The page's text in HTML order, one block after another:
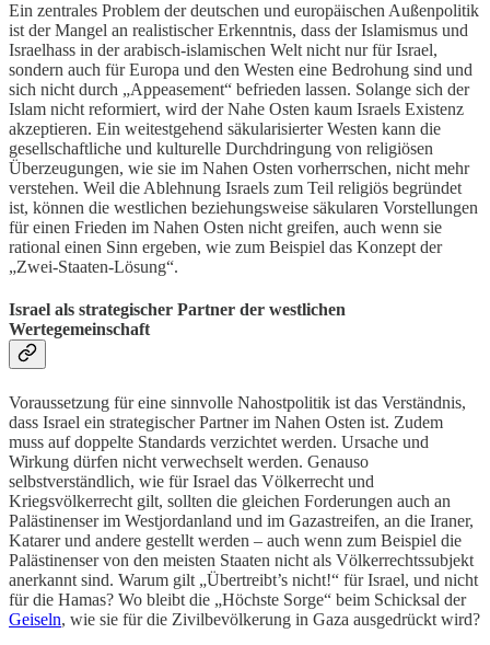
Ein zentrales Problem der deutschen und europäischen Außenpolitik
ist der Mangel an realistischer Erkenntnis, dass der Islamismus und
Israelhass in der arabisch-islamischen Welt nicht nur für Israel,
sondern auch für Europa und den Westen eine Bedrohung sind und
sich nicht durch „Appeasement“ befrieden lassen. Solange sich der
Islam nicht reformiert, wird der Nahe Osten kaum Israels Existenz
akzeptieren. Ein weitestgehend säkularisierter Westen kann die
gesellschaftliche und kulturelle Durchdringung von religiösen
Überzeugungen, wie sie im Nahen Osten vorherrschen, nicht mehr
verstehen. Weil die Ablehnung Israels zum Teil religiös begründet
ist, können die westlichen beziehungsweise säkularen Vorstellungen
für einen Frieden im Nahen Osten nicht greifen, auch wenn sie
rational einen Sinn ergeben, wie zum Beispiel das Konzept der
„Zwei-Staaten-Lösung“.
Israel als strategischer Partner der westlichen
Wertegemeinschaft
Voraussetzung für eine sinnvolle Nahostpolitik ist das Verständnis,
dass Israel ein strategischer Partner im Nahen Osten ist. Zudem
muss auf doppelte Standards verzichtet werden. Ursache und
Wirkung dürfen nicht verwechselt werden. Genauso
selbstverständlich, wie für Israel das Völkerrecht und
Kriegsvölkerrecht gilt, sollten die gleichen Forderungen auch an
Palästinenser im Westjordanland und im Gazastreifen, an die Iraner,
Katarer und andere gestellt werden – auch wenn zum Beispiel die
Palästinenser von den meisten Staaten nicht als Völkerrechtssubjekt
anerkannt sind. Warum gilt „Übertreibt’s nicht!“ für Israel, und nicht
für die Hamas? Wo bleibt die „Höchste Sorge“ beim Schicksal der
Geiseln, wie sie für die Zivilbevölkerung in Gaza ausgedrückt wird?